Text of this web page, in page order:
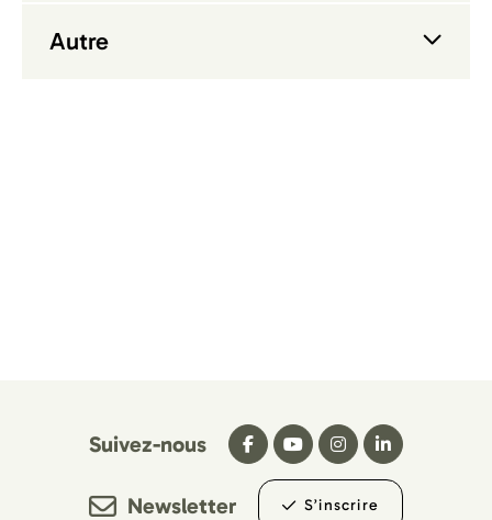
Autre
Suivez-nous
Newsletter S’inscrire